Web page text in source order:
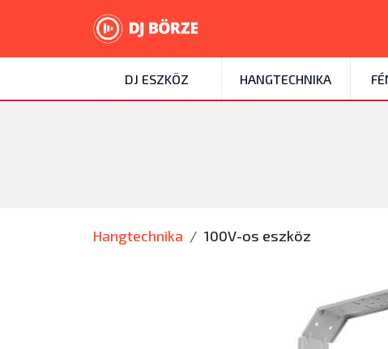
DJ ESZKÖZ HANGTECHNIKA
Hangtechnika 100V-os eszköz